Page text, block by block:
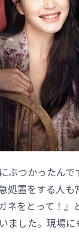
ぶつかったん
処置をする人
をとって！
ました。現場